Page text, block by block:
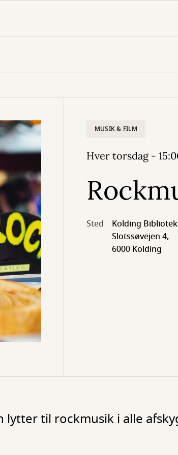
MUSIK & FILM
Hver torsdag -
Sted
Kolding Bibliotek
Slotssøvejen 4,
6000 Kolding
til rockmusik i alle